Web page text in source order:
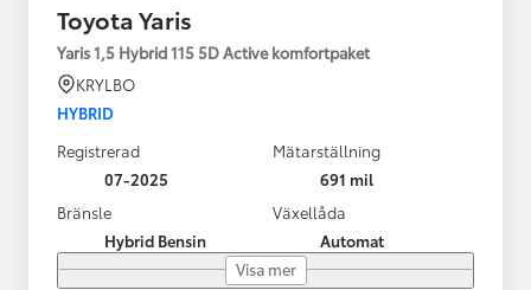
Toyota Yaris
Yaris 1,5 Hybrid 115 5D Active komfortpaket
KRYLBO
HYBRID
Registrerad
07-2025
Mätarställning
691 mil
Bränsle
Hybrid Bensin
Växellåda
Automat
Visa mer